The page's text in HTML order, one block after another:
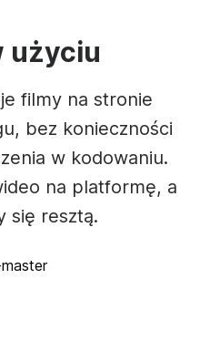
użyciu
filmy na stronie
bez konieczności
w kodowaniu.
na platformę, a
się resztą.